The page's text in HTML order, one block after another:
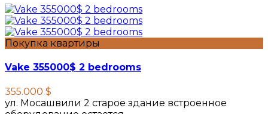
Покупка квартиры
Vake 355000$ 2 bedrooms
355.000 $
ул. Мосашвили 2 старое здание встроенное